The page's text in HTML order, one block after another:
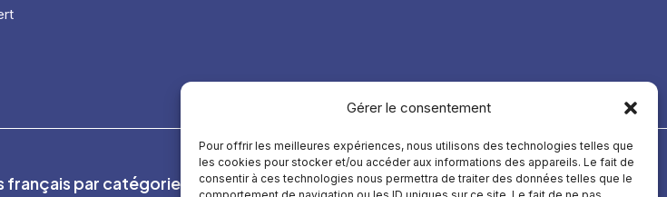
Gérer le consentement
Pour offrir les meilleures expériences, nous utilisons des technologies telles que
les cookies pour stocker et/ou accéder aux informations des appareils. Le fait de
consentir à ces technologies nous permettra de traiter des données telles que le
français par catégorie